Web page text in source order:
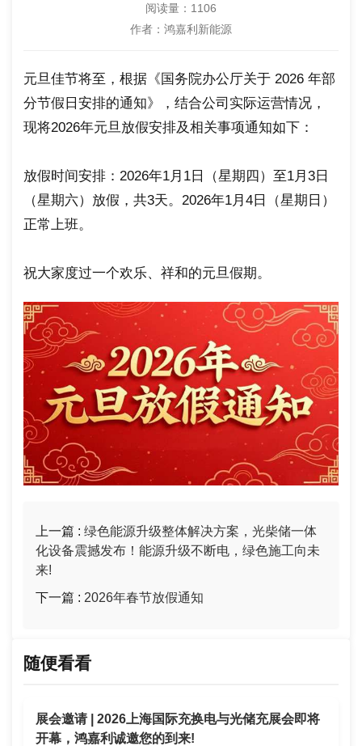
阅读量： 1106
作者：鸿嘉利新能源
元旦佳节将至，根据《国务院办公厅关于 2026 年部
分节假日安排的通知》，结合公司实际运营情况，
现将2026年元旦放假安排及相关事项通知如下：
放假时间安排：2026年1月1日（星期四）至1月3日
（星期六）放假，共3天。2026年1月4日（星期日）
正常上班。
祝大家度过一个欢乐、祥和的元旦假期。
上一篇 : 绿色能源升级整体解决方案，光柴储一体
化设备震撼发布！能源升级不断电，绿色施工向未
来!
下一篇 : 2026年春节放假通知
随便看看
展会邀请 | 2026上海国际充换电与光储充展会即将
开幕，鸿嘉利诚邀您的到来!